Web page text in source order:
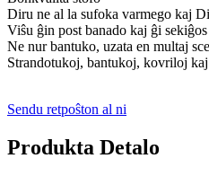
Diru ne al la sufoka varmego kaj
Viŝu ĝin post banado kaj ĝi
Ne nur bantuko, uzata en multaj
Strandotukoj, bantukoj, kovriloj
Sendu retpoŝton al ni
Produkta Detalo